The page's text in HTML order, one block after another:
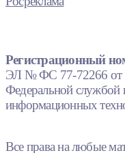
Регистрационный
ЭЛ № ФС 77-72266 от
Федеральной службой
информационных
Все права на любые